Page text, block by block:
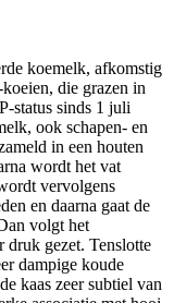
koemelk, afkomstig
die grazen in
status sinds 1 juli
ook schapen- en
in een houten
wordt het vat
vervolgens
en daarna gaat de
volgt het
druk gezet. Tenslotte
dampige koude
kaas zeer subtiel van